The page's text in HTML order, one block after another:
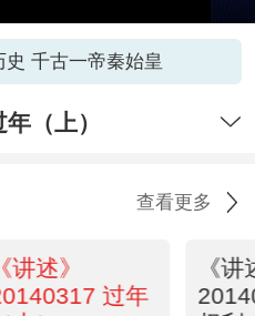
史 千古一帝秦始皇
（上）
查看更多
《讲述》
过年
《